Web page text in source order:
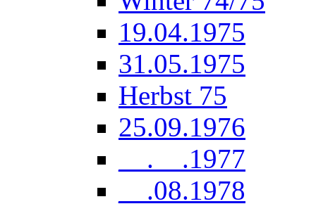
19.04.1975
31.05.1975
Herbst 75
25.09.1976
__.__.1977
__.08.1978